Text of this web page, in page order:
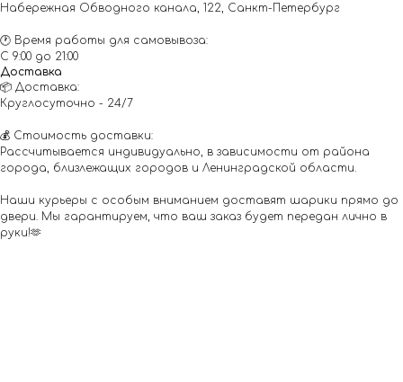
Набережная Обводного канала, 122, Санкт-Петербург
🕐 Время работы для самовывоза:
С 9:00 до 21:00
Доставка
📦 Доставка:
Круглосуточно - 24/7
💰 Стоимость доставки:
Рассчитывается индивидуально, в зависимости от района
города, близлежащих городов и Ленинградской области.
Наши курьеры с особым вниманием доставят шарики прямо до
двери. Мы гарантируем, что ваш заказ будет передан лично в
руки!🫶